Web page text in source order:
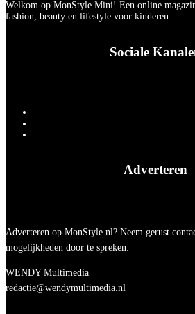
Welkom op MonStyle Mini! Een online
fashion, beauty en lifestyle voor kinderen.
Sociale
Adverteren
Adverteren op MonStyle.nl? Neem gerust
mogelijkheden door te spreken:
WENDY Multimedia
redactie@wendymultimedia.nl